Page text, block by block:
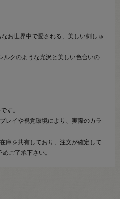
お世界中で愛される、美しい刺しゅ
ルクのような光沢と美しい色合いの
す。
レイや視覚環境により、実際のカラ
庫を共有しており、注文が確定して
ご了承下さい。